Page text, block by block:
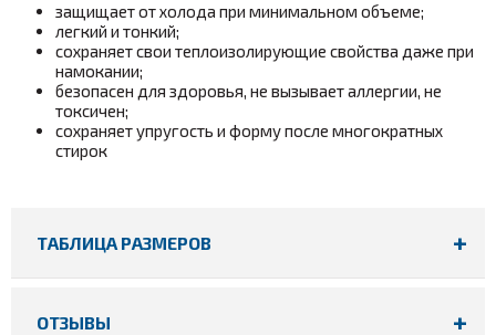
защищает от холода при минимальном объеме;
легкий и тонкий;
сохраняет свои теплоизолирующие свойства даже при
намокании;
безопасен для здоровья, не вызывает аллергии, не
токсичен;
сохраняет упругость и форму после многократных
стирок
ТАБЛИЦА РАЗМЕРОВ
ОТЗЫВЫ